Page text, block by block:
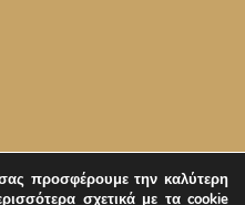
προσφέρουμε την καλύτερη
σχετικά με τα cookie